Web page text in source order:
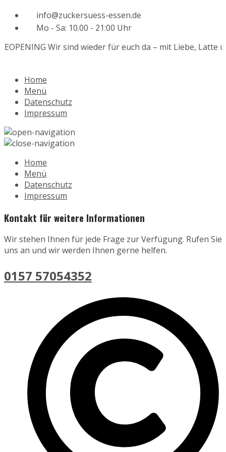
info@zuckersuess-essen.de
Mo - Sa: 10.00 - 21:00 Uhr
Wir sind wieder für euch da – mit Liebe, Latte
Home
Menü
Datenschutz
Impressum
Home
Menü
Datenschutz
Impressum
Kontakt für weitere Informationen
Wir stehen Ihnen für jede Frage zur Verfügung. Rufen Sie
uns an und wir werden Ihnen gerne helfen.
0157 57054352